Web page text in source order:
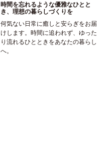
時間を忘れるような優雅なひとと
き、理想の暮らしづくりを
何気ない日常に癒しと安らぎをお届
けします。時間に追われず、ゆった
り流れるひとときをあなたの暮らし
へ。